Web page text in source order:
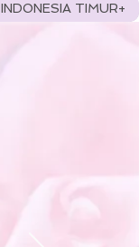
INDONESIA TIMUR+